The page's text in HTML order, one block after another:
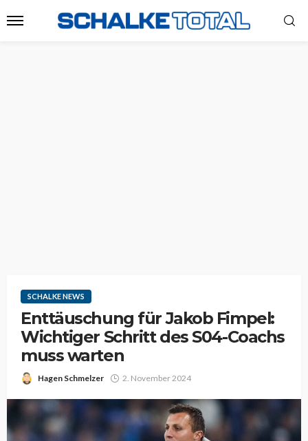
SCHALKE NEWS
Enttäuschung für Jakob Fimpel:
Wichtiger Schritt des S04-Coachs
muss warten
Hagen Schmelzer 2. November 2024